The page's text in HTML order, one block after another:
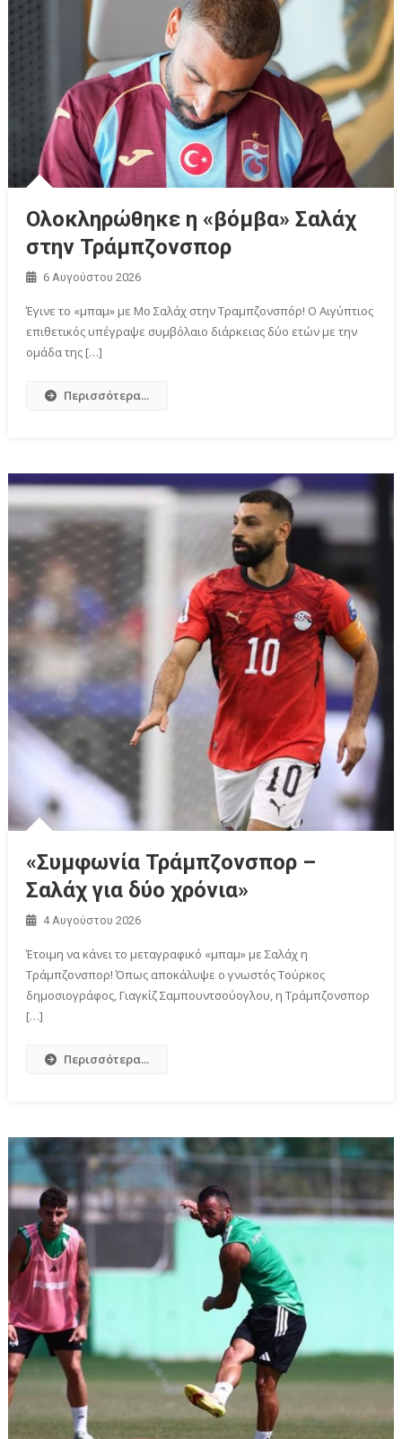
Ολοκληρώθηκε η «βόμβα» Σαλάχ
στην Τράμπζονσπορ
6 Αυγούστου 2026
Έγινε το «μπαμ» με Μο Σαλάχ στην Τραμπζονσπόρ! Ο Αιγύπτιος
επιθετικός υπέγραψε συμβόλαιο διάρκειας δύο ετών με την
ομάδα της […]
Περισσότερα...
«Συμφωνία Τράμπζονσπορ –
Σαλάχ για δύο χρόνια»
4 Αυγούστου 2026
Έτοιμη να κάνει το μεταγραφικό «μπαμ» με Σαλάχ η
Τράμπζονσπορ! Όπως αποκάλυψε ο γνωστός Τούρκος
δημοσιογράφος, Γιαγκίζ Σαμπουντσούογλου, η Τράμπζονσπορ
[…]
Περισσότερα...